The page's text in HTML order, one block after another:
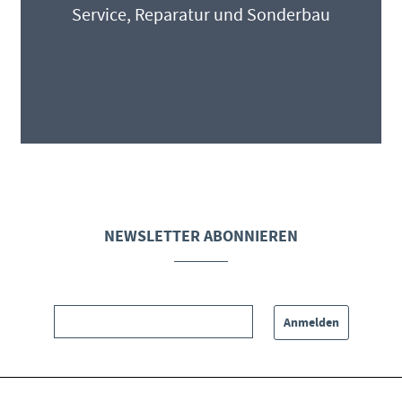
Service, Reparatur und Sonderbau
NEWSLETTER ABONNIEREN